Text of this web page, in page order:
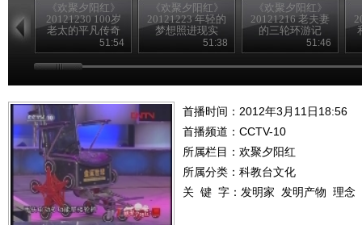
《欢聚夕阳红》
20121230 100岁
老太的平凡传奇
51:54
《欢聚夕阳红》
20121223 年轻的
梦想照进现实
51:38
《欢聚夕阳红》
20121216 老夫妻
的三轮环游记
51:46
首播时间：2012年3月11日18:56
首播频道： CCTV-10
所属栏目： 欢聚夕阳红
所属分类：科教台文化
关 键 字： 发明家 发明产物 理念